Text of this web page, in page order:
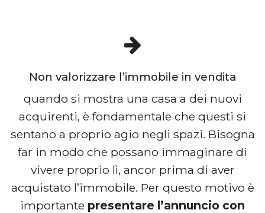
Non valorizzare l’immobile in vendita
quando si mostra una casa a dei nuovi
acquirenti, è fondamentale che questi si
sentano a proprio agio negli spazi. Bisogna
far in modo che possano immaginare di
vivere proprio lì, ancor prima di aver
acquistato l’immobile. Per questo motivo è
importante presentare l’annuncio con